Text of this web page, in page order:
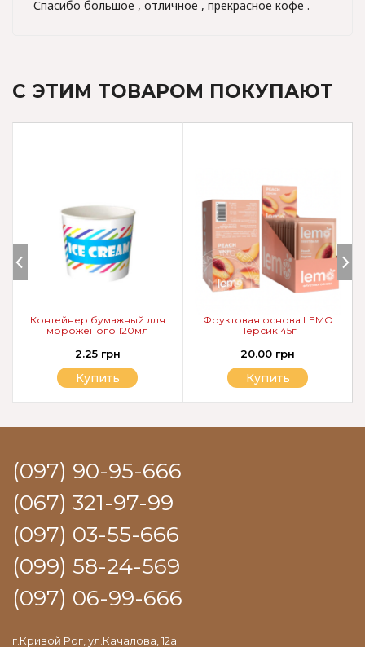
Спасибо большое , отличное , прекрасное кофе .
С ЭТИМ ТОВАРОМ ПОКУПАЮТ
Фруктовая основа LEMO
Персик 45г
20.00 грн
Купить
Контейнер бумажный для
мороженого 120мл
2.25 грн
Купить
(097) 90-95-666
(067) 321-97-99
(097) 03-55-666
(099) 58-24-569
(097) 06-99-666
г.Кривой Рог, ул.Качалова, 12а